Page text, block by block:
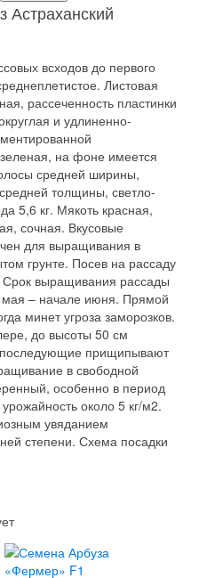
всходов до первого
Листовая
рассеченность пластинки
и удлиненно-
на фоне имеется
средней ширины,
толщины, светло-
5,6 кг. Мякоть красная,
сочная. Вкусовые
для выращивания в
грунте. Посев на рассаду
выращивания рассады
мая – начале июня. Прямой
минет угроза заморозков.
до высоты 50 см
последующие прищипывают
в свободной
особенно в период
около 5 кг/м2.
увяданием
степени. Схема посадки